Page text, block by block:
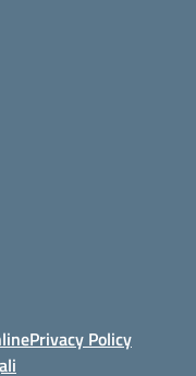
Privacy Policy